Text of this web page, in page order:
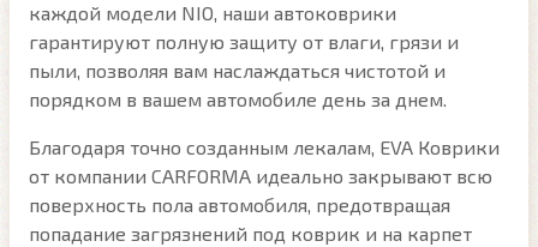
каждой модели NIO, наши автоковрики
гарантируют полную защиту от влаги, грязи и
пыли, позволяя вам наслаждаться чистотой и
порядком в вашем автомобиле день за днем.
Благодаря точно созданным лекалам, EVA Коврики
от компании CARFORMA идеально закрывают всю
поверхность пола автомобиля, предотвращая
попадание загрязнений под коврик и на карпет